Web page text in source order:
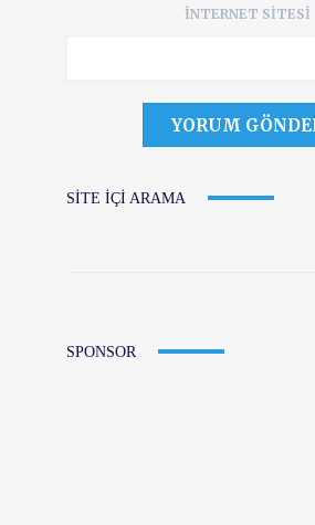
İNTERNET SITESI
SITE IÇI ARAMA
SPONSOR